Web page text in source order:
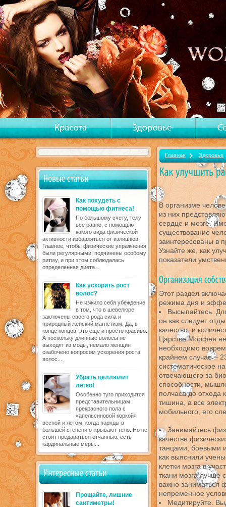
Как похудеть с
помощью фитнеса!
По большому счету, телу
все равно, с помощью
какого вида физической
активности избавляться от излишков.
Главное, чтобы физические упражнения
были регулярными, подчинены особому
ритму, и при этом соблюдалась
определенная диета...
Как ускорить рост
волос?
Не изжило себя убеждение
в том, что в шевелюре
заключены своего рода сила и
природный женский магнетизм. Да, в
конце концов, это еще и просто красиво.
А поскольку длинные волосы не
выходят из моды, немало женщин
озабочено вопросом ускорения роста
волос...
Убрать целлюлит
легко!
Особенно туго приходится
представительницам
прекрасного пола с
«апельсиновой коркой»
весной и летом, когда наряды в
большей степени открывают тело. Но не
стоит предаваться отчаянью: есть
кардинальные меры...
Прощайте, лишние
сантиметры!
Главная Здоровье
В организме
из них
сердце и мозге.
существование
заинтересованы в
Узнайте же, как
показатели
Этот раздел
режима дня и
Высыпайтесь.
он как следует
качество, и
Царстве Морфея
необходимо
крайнем случае –
систематическое
отвечающего за
способности,
полчаса до отхода
тишина, а все
мобильного, его
Занимайтесь
качестве
танцами, боевыми
как выяснили
клетки мозга в
ткани мозга лучше
важно заниматься
непременное
Медитируйте.